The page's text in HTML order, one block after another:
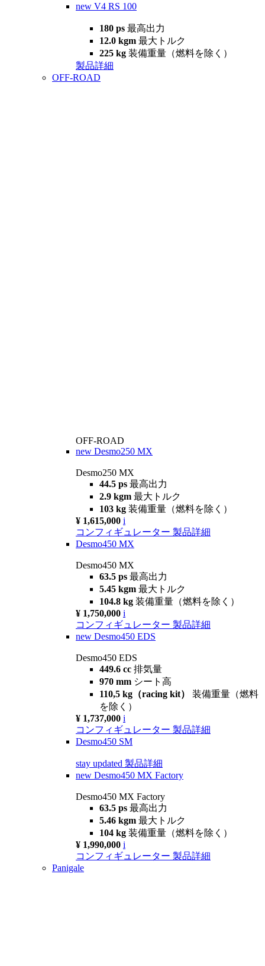
new V4 RS 100
180 ps 最高出力
12.0 kgm 最大トルク
225 kg 装備重量（燃料を除く）
製品詳細
OFF-ROAD
OFF-ROAD
new Desmo250 MX
Desmo250 MX
44.5 ps 最高出力
2.9 kgm 最大トルク
103 kg 装備重量（燃料を除く）
¥ 1,615,000 i
コンフィギュレーター 製品詳細
Desmo450 MX
Desmo450 MX
63.5 ps 最高出力
5.45 kgm 最大トルク
104.8 kg 装備重量（燃料を除く）
¥ 1,750,000 i
コンフィギュレーター 製品詳細
new Desmo450 EDS
Desmo450 EDS
449.6 cc 排気量
970 mm シート高
110,5 kg（racing kit） 装備重量（燃料
を除く）
¥ 1,737,000 i
コンフィギュレーター 製品詳細
Desmo450 SM
stay updated 製品詳細
new Desmo450 MX Factory
Desmo450 MX Factory
63.5 ps 最高出力
5.46 kgm 最大トルク
104 kg 装備重量（燃料を除く）
¥ 1,990,000 i
コンフィギュレーター 製品詳細
Panigale